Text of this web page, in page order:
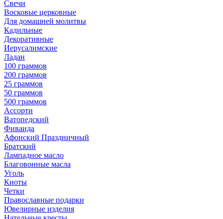
Свечи
Восковые церковные
Для домашней молитвы
Кадильные
Декоративные
Иерусалимские
Ладан
100 граммов
200 граммов
25 граммов
50 граммов
500 граммов
Ассорти
Ватопедский
Фиваида
Афонский Праздничный
Братский
Лампадное масло
Благовонные масла
Уголь
Киоты
Четки
Православные подарки
Ювелирные изделия